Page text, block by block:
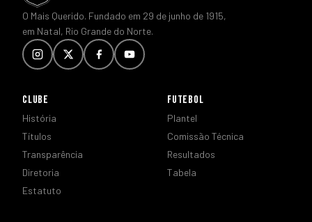
O Mais Querido. Fundado em 29 de junho de 1915,
em Natal, Rio Grande do Norte.
CLUBE
História
Títulos
Transparência
Diretoria
Estatuto
FUTEBOL
Plantel
Comissão Técnica
Resultados
Tabela